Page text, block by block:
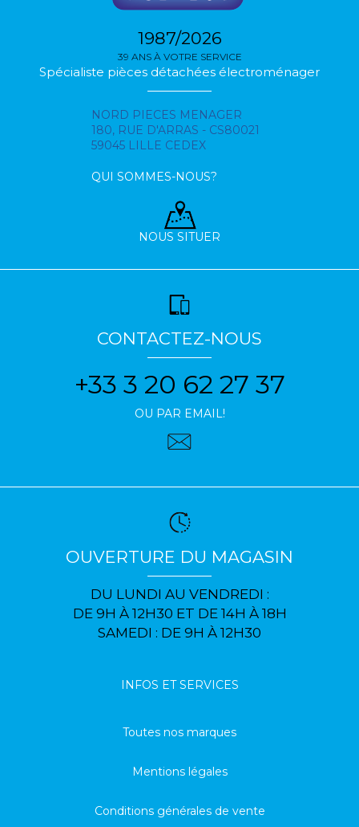
1987/2026
39 ANS À VOTRE SERVICE
Spécialiste pièces détachées électroménager
NORD PIECES MENAGER
180, RUE D'ARRAS - CS80021
59045 LILLE CEDEX
QUI SOMMES-NOUS?
NOUS SITUER
CONTACTEZ-NOUS
+33 3 20 62 27 37
OU PAR EMAIL!
OUVERTURE DU MAGASIN
DU LUNDI AU VENDREDI :
DE 9H À 12H30 ET DE 14H À 18H
SAMEDI : DE 9H À 12H30
INFOS ET SERVICES
Toutes nos marques
Mentions légales
Conditions générales de vente